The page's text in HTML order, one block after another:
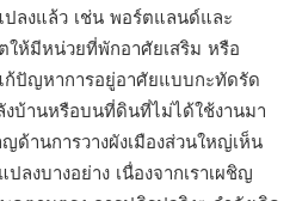
ลงแล้ว เช่น พอร์ตแลนด์และ
ให้มีหน่วยที่พักอาศัยเสริม หรือ
ปัญหาการอยู่อาศัยแบบกะทัดรัด
บ้านหรือบนที่ดินที่ไม่ได้ใช้งานมา
ด้านการวางผังเมืองส่วนใหญ่เห็น
ลงบางอย่าง เนื่องจากเราเผชิญ